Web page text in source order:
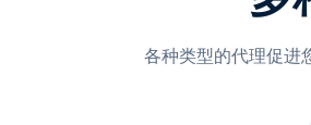
各种类型的代理促进